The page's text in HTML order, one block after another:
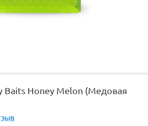
Baits Honey Melon (Медовая